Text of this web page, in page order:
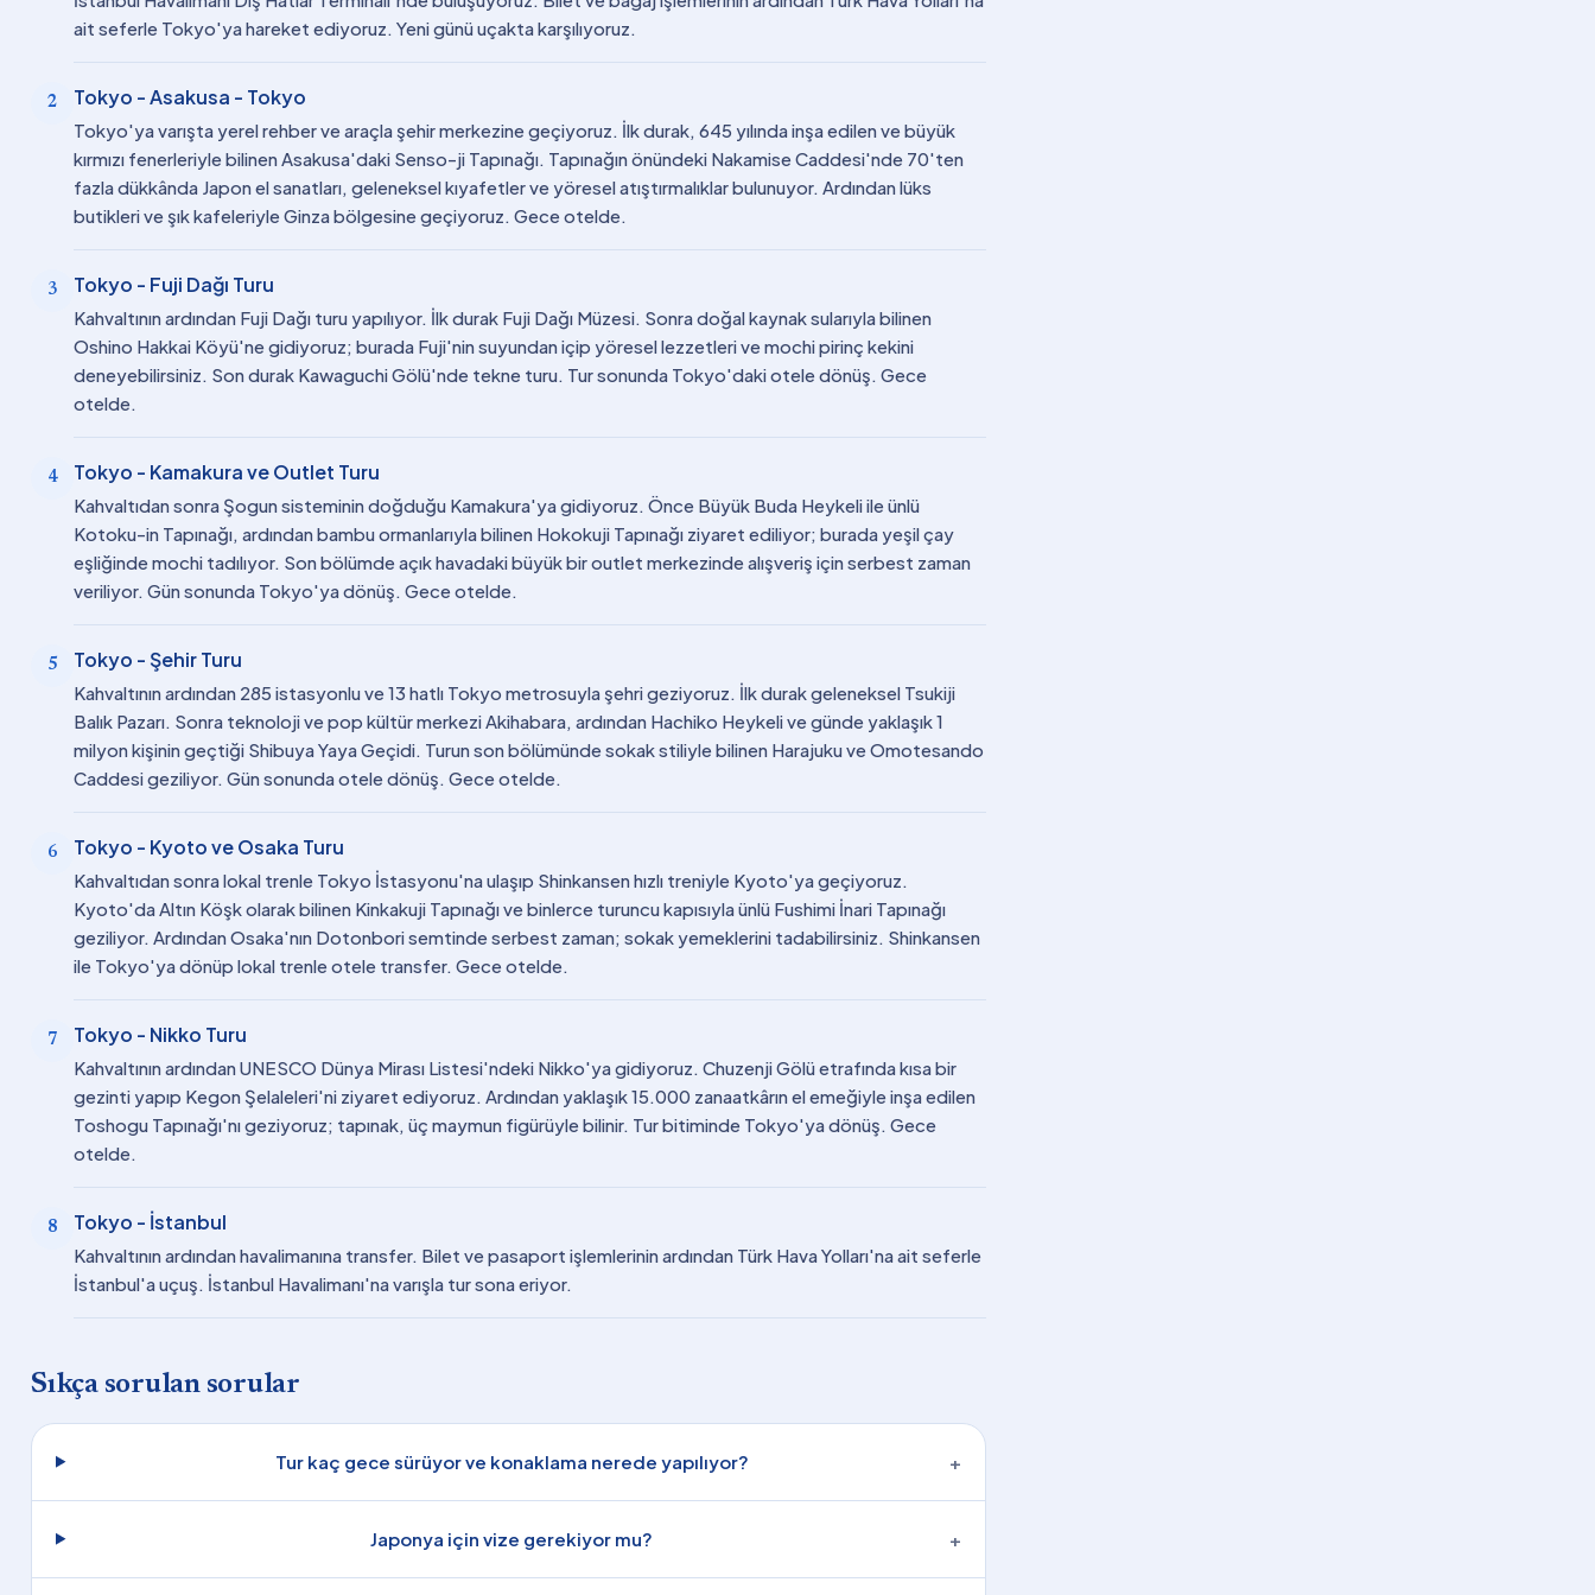
ait seferle Tokyo'ya hareket ediyoruz. Yeni günü uçakta karşılıyoruz.
2 Tokyo - Asakusa - Tokyo
Tokyo'ya varışta yerel rehber ve araçla şehir merkezine geçiyoruz. İlk durak, 645 yılında inşa edilen ve büyük
kırmızı fenerleriyle bilinen Asakusa'daki Senso-ji Tapınağı. Tapınağın önündeki Nakamise Caddesi'nde 70'ten
fazla dükkânda Japon el sanatları, geleneksel kıyafetler ve yöresel atıştırmalıklar bulunuyor. Ardından lüks
butikleri ve şık kafeleriyle Ginza bölgesine geçiyoruz. Gece otelde.
3 Tokyo - Fuji Dağı Turu
Kahvaltının ardından Fuji Dağı turu yapılıyor. İlk durak Fuji Dağı Müzesi. Sonra doğal kaynak sularıyla bilinen
Oshino Hakkai Köyü'ne gidiyoruz; burada Fuji'nin suyundan içip yöresel lezzetleri ve mochi pirinç kekini
deneyebilirsiniz. Son durak Kawaguchi Gölü'nde tekne turu. Tur sonunda Tokyo'daki otele dönüş. Gece
otelde.
4 Tokyo - Kamakura ve Outlet Turu
Kahvaltıdan sonra Şogun sisteminin doğduğu Kamakura'ya gidiyoruz. Önce Büyük Buda Heykeli ile ünlü
Kotoku-in Tapınağı, ardından bambu ormanlarıyla bilinen Hokokuji Tapınağı ziyaret ediliyor; burada yeşil çay
eşliğinde mochi tadılıyor. Son bölümde açık havadaki büyük bir outlet merkezinde alışveriş için serbest zaman
veriliyor. Gün sonunda Tokyo'ya dönüş. Gece otelde.
5 Tokyo - Şehir Turu
Kahvaltının ardından 285 istasyonlu ve 13 hatlı Tokyo metrosuyla şehri geziyoruz. İlk durak geleneksel Tsukiji
Balık Pazarı. Sonra teknoloji ve pop kültür merkezi Akihabara, ardından Hachiko Heykeli ve günde yaklaşık 1
milyon kişinin geçtiği Shibuya Yaya Geçidi. Turun son bölümünde sokak stiliyle bilinen Harajuku ve Omotesando
Caddesi geziliyor. Gün sonunda otele dönüş. Gece otelde.
6 Tokyo - Kyoto ve Osaka Turu
Kahvaltıdan sonra lokal trenle Tokyo İstasyonu'na ulaşıp Shinkansen hızlı treniyle Kyoto'ya geçiyoruz.
Kyoto'da Altın Köşk olarak bilinen Kinkakuji Tapınağı ve binlerce turuncu kapısıyla ünlü Fushimi İnari Tapınağı
geziliyor. Ardından Osaka'nın Dotonbori semtinde serbest zaman; sokak yemeklerini tadabilirsiniz. Shinkansen
ile Tokyo'ya dönüp lokal trenle otele transfer. Gece otelde.
7 Tokyo - Nikko Turu
Kahvaltının ardından UNESCO Dünya Mirası Listesi'ndeki Nikko'ya gidiyoruz. Chuzenji Gölü etrafında kısa bir
gezinti yapıp Kegon Şelaleleri'ni ziyaret ediyoruz. Ardından yaklaşık 15.000 zanaatkârın el emeğiyle inşa edilen
Toshogu Tapınağı'nı geziyoruz; tapınak, üç maymun figürüyle bilinir. Tur bitiminde Tokyo'ya dönüş. Gece
otelde.
8 Tokyo - İstanbul
Kahvaltının ardından havalimanına transfer. Bilet ve pasaport işlemlerinin ardından Türk Hava Yolları'na ait seferle
İstanbul'a uçuş. İstanbul Havalimanı'na varışla tur sona eriyor.
Sıkça sorulan sorular
Tur kaç gece sürüyor ve konaklama nerede yapılıyor? +
Japonya için vize gerekiyor mu? +